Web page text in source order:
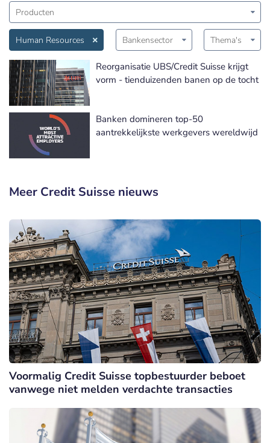
Producten
Human Resources Bankensector Thema's
Reorganisatie UBS/Credit Suisse krijgt
vorm - tienduizenden banen op de tocht
Banken domineren top-50
aantrekkelijkste werkgevers wereldwijd
Meer Credit Suisse nieuws
Voormalig Credit Suisse topbestuurder beboet
vanwege niet melden verdachte transacties